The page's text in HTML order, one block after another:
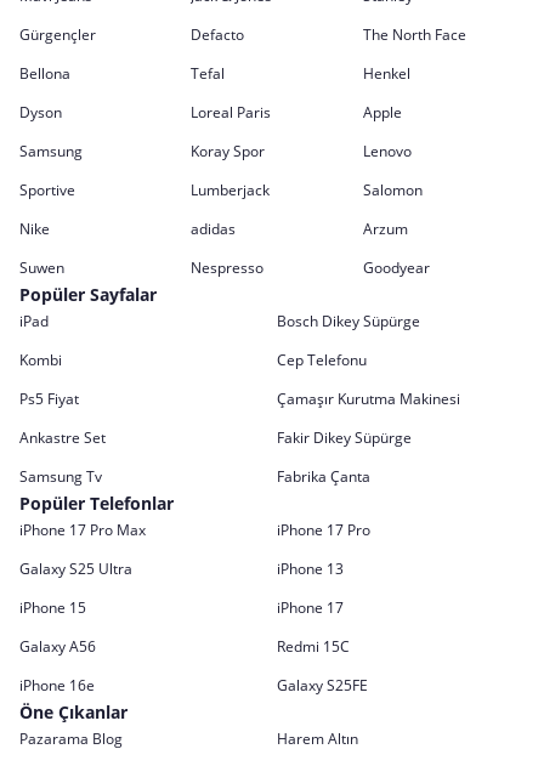
Gürgençler
Defacto
The North Face
Bellona
Tefal
Henkel
Dyson
Loreal Paris
Apple
Samsung
Koray Spor
Lenovo
Sportive
Lumberjack
Salomon
Nike
adidas
Arzum
Suwen
Nespresso Goodyear
Popüler Sayfalar
iPad
Bosch Dikey Süpürge
Kombi
Cep Telefonu
Ps5 Fiyat
Çamaşır Kurutma Makinesi
Ankastre Set
Fakir Dikey Süpürge
Samsung Tv
Fabrika Çanta
Popüler Telefonlar
iPhone 17 Pro Max
iPhone 17 Pro
Galaxy S25 Ultra
iPhone 13
iPhone 15
iPhone 17
Galaxy A56
Redmi 15C
iPhone 16e
Galaxy S25FE
Öne Çıkanlar
Pazarama Blog
Harem Altın